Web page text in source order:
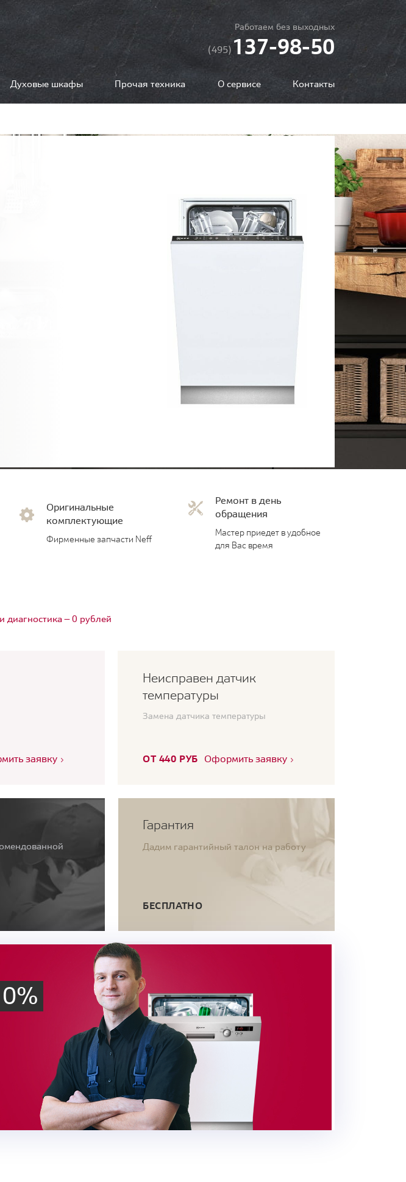
Работаем без выходных
(495)137-98-50
Духовые шкафы Прочая техника О сервисе Контакты
Оригинальные
комплектующие
Фирменные запчасти Neff
Ремонт в день
обращения
Мастер приедет в удобное
для Вас время
диагностика — 0 рублей
заявку
Неисправен датчик
температуры
Замена датчика температуры
ОТ 440 РУБ Оформить заявку
Гарантия
Дадим гарантийный талон на работу
БЕСПЛАТНО